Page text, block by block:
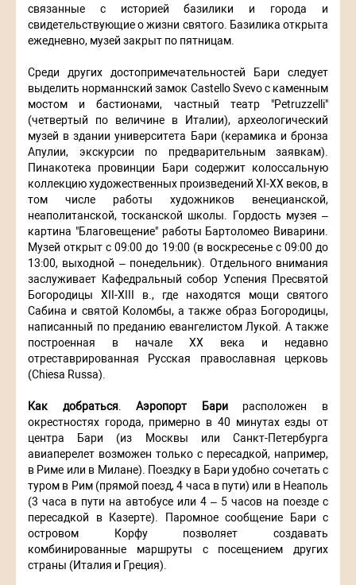
связанные с историей базилики и города и
свидетельствующие о жизни святого. Базилика открыта
ежедневно, музей закрыт по пятницам.
Среди других достопримечательностей Бари следует
выделить норманнский замок Castello Svevo с каменным
мостом и бастионами, частный театр "Petruzzelli"
(четвертый по величине в Италии), археологический
музей в здании университета Бари (керамика и бронза
Апулии, экскурсии по предварительным заявкам).
Пинакотека провинции Бари содержит колоссальную
коллекцию художественных произведений XI-XX веков, в
том числе работы художников венецианской,
неаполитанской, тосканской школы. Гордость музея –
картина "Благовещение" работы Бартоломео Виварини.
Музей открыт с 09:00 до 19:00 (в воскресенье с 09:00 до
13:00, выходной – понедельник). Отдельного внимания
заслуживает Кафедральный собор Успения Пресвятой
Богородицы XII-XIII в., где находятся мощи святого
Сабина и святой Коломбы, а также образ Богородицы,
написанный по преданию евангелистом Лукой. А также
построенная в начале XX века и недавно
отреставрированная Русская православная церковь
(Chiesa Russa).
Как добраться.Аэропорт Барирасположен в
окрестностях города, примерно в 40 минутах езды от
центра Бари (из Москвы или Санкт-Петербурга
авиаперелет возможен только с пересадкой, например,
в Риме или в Милане). Поездку в Бари удобно сочетать с
туром в Рим (прямой поезд, 4 часа в пути) или в Неаполь
(3 часа в пути на автобусе или 4 – 5 часов на поезде с
пересадкой в Казерте). Паромное сообщение Бари с
островом Корфу позволяет создавать
комбинированные маршруты с посещением других
страны (Италия и Греция).